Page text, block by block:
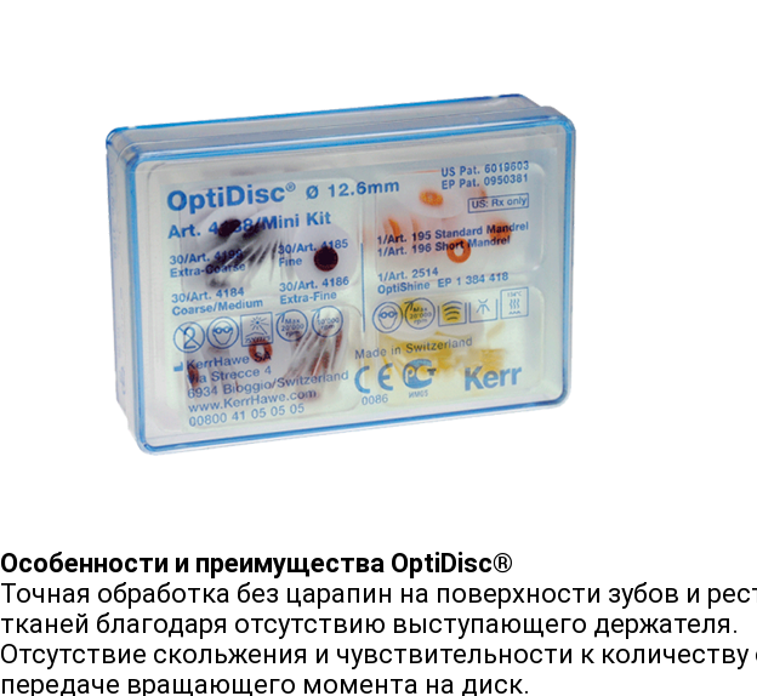
Особенности и преимущества OptiDisc®
Точная обработка без царапин на поверхности зубов и
тканей благодаря отсутствию выступающего держателя.
Отсутствие скольжения и чувствительности к
передаче вращающего момента на диск.